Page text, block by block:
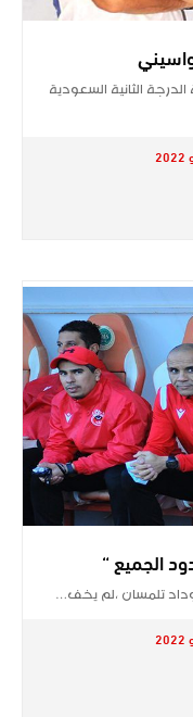
الثانية السعودية
الجميع “
وداد تلمسان ،لم يخف…